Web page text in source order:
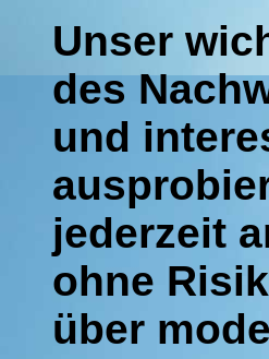
Unser
des
und
jederzeit
ohne
über